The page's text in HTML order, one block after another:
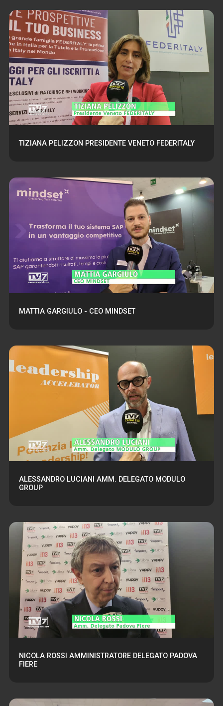
TIZIANA PELIZZON PRESIDENTE VENETO FEDERITALY
MATTIA GARGIULO - CEO MINDSET
ALESSANDRO LUCIANI AMM. DELEGATO MODULO
GROUP
NICOLA ROSSI AMMINISTRATORE DELEGATO PADOVA
FIERE